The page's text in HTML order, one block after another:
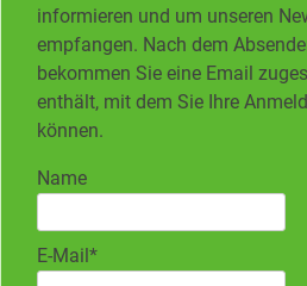
informieren und um unseren
empfangen. Nach dem
bekommen Sie eine Email
enthält, mit dem Sie Ihre
können.
Name
E-Mail*